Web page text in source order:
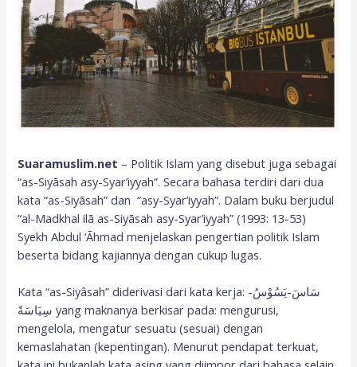
Suaramuslim.net – Politik Islam yang disebut juga sebagai
“as-Siyāsah asy-Syar’iyyah”. Secara bahasa terdiri dari dua
kata “as-Siyāsah” dan “asy-Syar’iyyah”. Dalam buku berjudul
“al-Madkhal ilā as-Siyāsah asy-Syar’iyyah” (1993: 13-53)
Syekh Abdul ‘Āhmad menjelaskan pengertian politik Islam
beserta bidang kajiannya dengan cukup lugas.
Kata “as-Siyâsah” diderivasi dari kata kerja: سَاسَ-يَسُوْسُ-
سِيَاسَةً yang maknanya berkisar pada: mengurusi,
mengelola, mengatur sesuatu (sesuai) dengan
kemaslahatan (kepentingan). Menurut pendapat terkuat,